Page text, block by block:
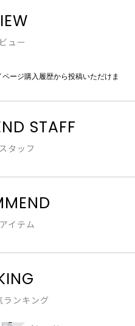
ュー
ージ購入履歴から投稿いただけま
STAFF
タッフ
イテム
ランキング
2